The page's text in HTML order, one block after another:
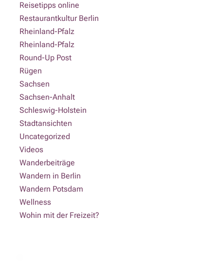
Reisetipps online
Restaurantkultur Berlin
Rheinland-Pfalz
Rheinland-Pfalz
Round-Up Post
Rügen
Sachsen
Sachsen-Anhalt
Schleswig-Holstein
Stadtansichten
Uncategorized
Videos
Wanderbeiträge
Wandern in Berlin
Wandern Potsdam
Wellness
Wohin mit der Freizeit?